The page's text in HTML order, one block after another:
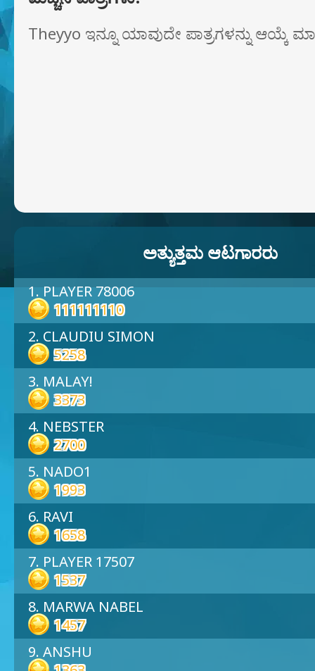
Theyyo ಇನ್ನೂ ಯಾವುದೇ ಪಾತ್ರಗಳನ್ನು ಆಯ್ಕೆ
ಅತ್ಯುತ್ತಮ ಆಟಗಾರರು
1. PLAYER 78006
111111110
2. CLAUDIU SIMON
5258
3. MALAY!
3373
4. NEBSTER
2700
5. NADO1
1993
6. RAVI
1658
7. PLAYER 17507
1537
8. MARWA NABEL
1457
9. ANSHU